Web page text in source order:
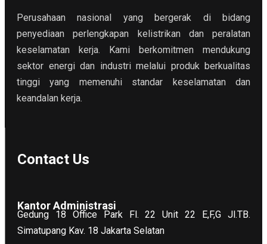
Perusahaan nasional yang bergerak di bidang
penyediaan perlengkapan kelistrikan dan peralatan
keselamatan kerja. Kami berkomitmen mendukung
sektor energi dan industri melalui produk berkualitas
tinggi yang memenuhi standar keselamatan dan
keandalan kerja.
Contact Us
Kantor Administrasi
Gedung 18 Office Park Fl. 22 Unit 22 E,F,G Jl.TB.
Simatupang Kav. 18 Jakarta Selatan